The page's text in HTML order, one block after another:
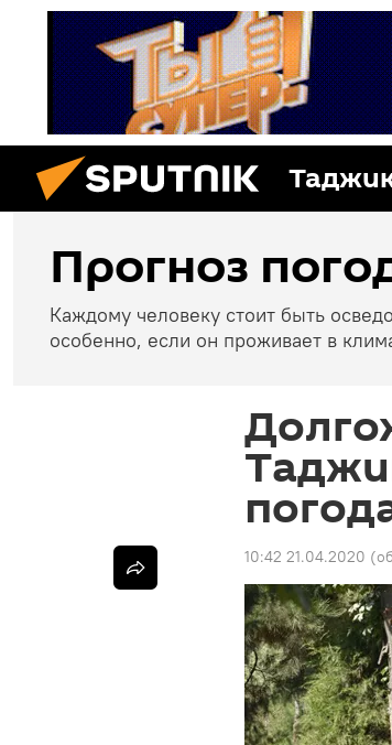
Прогноз
Каждому человеку стоит быть
особенно, если он проживает в
10:42 21.04.2020